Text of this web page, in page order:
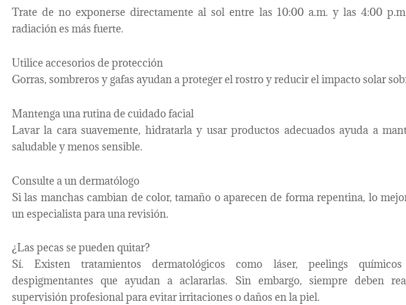
Trate de no exponerse directamente al sol entre las 10:00 a.m. y las 4:00
radiación es más fuerte.
Utilice accesorios de protección
Gorras, sombreros y gafas ayudan a proteger el rostro y reducir el impacto solar
Mantenga una rutina de cuidado facial
Lavar la cara suavemente, hidratarla y usar productos adecuados ayuda a
saludable y menos sensible.
Consulte a un dermatólogo
Si las manchas cambian de color, tamaño o aparecen de forma repentina, lo
un especialista para una revisión.
¿Las pecas se pueden quitar?
Sí. Existen tratamientos dermatológicos como láser, peelings
despigmentantes que ayudan a aclararlas. Sin embargo, siempre deben
supervisión profesional para evitar irritaciones o daños en la piel.